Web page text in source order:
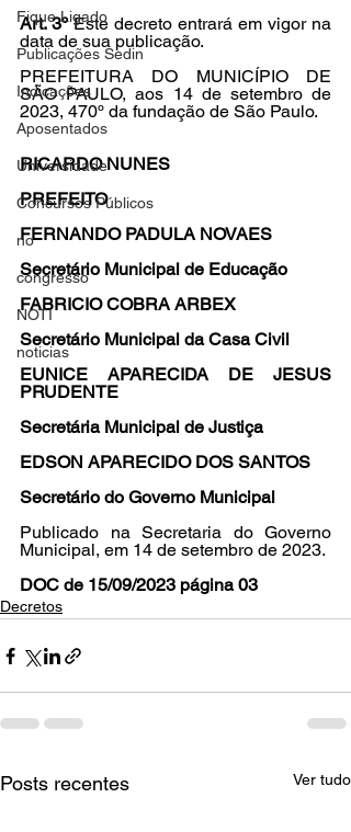
Fique Ligado
Publicações Sedin
Indicações
Aposentados
Universidade
Concursos Públicos
no
congresso
NOTI
noticias
Art. 3º Este decreto entrará em vigor na
data de sua publicação.
PREFEITURA DO MUNICÍPIO DE
SÃO PAULO, aos 14 de setembro de
2023, 470º da fundação de São Paulo.
RICARDO NUNES
PREFEITO
FERNANDO PADULA NOVAES
Secretário Municipal de Educação
FABRICIO COBRA ARBEX
Secretário Municipal da Casa Civil
EUNICE APARECIDA DE JESUS
PRUDENTE
Secretária Municipal de Justiça
EDSON APARECIDO DOS SANTOS
Secretário do Governo Municipal
Publicado na Secretaria do Governo
Municipal, em 14 de setembro de 2023.
DOC de 15/09/2023 página 03
Decretos
Posts recentes Ver tudo